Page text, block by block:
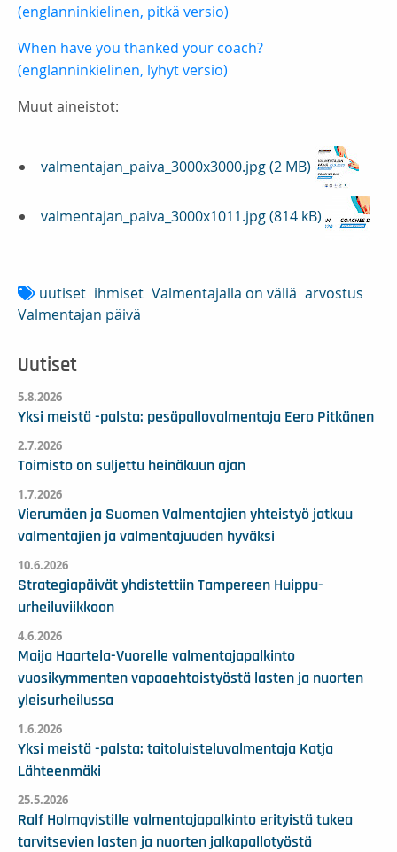
(englanninkielinen, pitkä versio)
When have you thanked your coach?
(englanninkielinen, lyhyt versio)
Muut aineistot:
valmentajan_paiva_3000x3000.jpg (2 MB)
valmentajan_paiva_3000x1011.jpg (814 kB)
uutiset ihmiset Valmentajalla on väliä arvostus
Valmentajan päivä
Uutiset
5.8.2026
Yksi meistä -palsta: pesäpallovalmentaja Eero Pitkänen
2.7.2026
Toimisto on suljettu heinäkuun ajan
1.7.2026
Vierumäen ja Suomen Valmentajien yhteistyö jatkuu
valmentajien ja valmentajuuden hyväksi
10.6.2026
Strategiapäivät yhdistettiin Tampereen Huippu-
urheiluviikkoon
4.6.2026
Maija Haartela-Vuorelle valmentajapalkinto
vuosikymmenten vapaaehtoistyöstä lasten ja nuorten
yleisurheilussa
1.6.2026
Yksi meistä -palsta: taitoluisteluvalmentaja Katja
Lähteenmäki
25.5.2026
Ralf Holmqvistille valmentajapalkinto erityistä tukea
tarvitsevien lasten ja nuorten jalkapallotyöstä